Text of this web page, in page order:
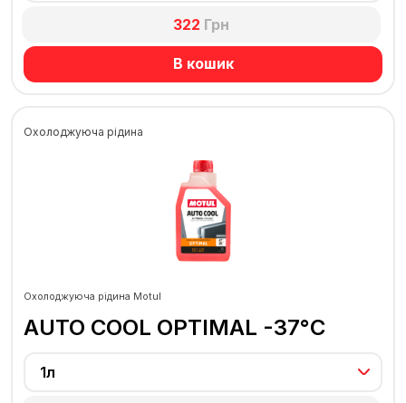
322 Грн
В кошик
Охолоджуюча рідина
Охолоджуюча рідина Motul
AUTO COOL OPTIMAL -37°C
1л